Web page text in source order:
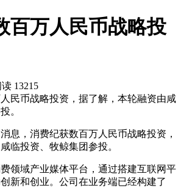
百万人民币战略投
读 13215
民币战略投资，据了解，本轮融资由咸
。
，消费纪获数百万人民币战略投资，
临投资、牧鲸集团参投。
域产业媒体平台，通过搭建互联网平
新和创业。公司在业务端已经构建了